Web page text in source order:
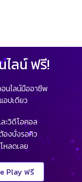
ลน์ ฟรี!
นไลน์มืออาชีพ
ปเดียว
ะวิดีโอคอล
องนั่งรอคิว
หลดเลย
Play ฟรี